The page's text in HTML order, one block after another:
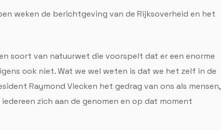
weken de berichtgeving van de Rijksoverheid en het
soort van natuurwet die voorspelt dat er een enorme
ook niet. Wat we wel weten is dat we het zelf in de
Raymond Vlecken het gedrag van ons als mensen,
zich aan de genomen en op dat moment